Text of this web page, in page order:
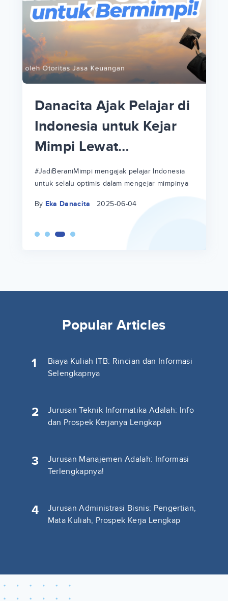
Danacita Ajak Pelajar di
Indonesia untuk Kejar
Mimpi Lewat
#JadiBeraniMimpi
#JadiBeraniMimpi mengajak pelajar Indonesia
untuk selalu optimis dalam mengejar mimpinya
By Eka Danacita 2025-06-04
Popular Articles
1
Biaya Kuliah ITB: Rincian dan Informasi
Selengkapnya
2
Jurusan Teknik Informatika Adalah: Info
dan Prospek Kerjanya Lengkap
3
Jurusan Manajemen Adalah: Informasi
Terlengkapnya!
4
Jurusan Administrasi Bisnis: Pengertian,
Mata Kuliah, Prospek Kerja Lengkap